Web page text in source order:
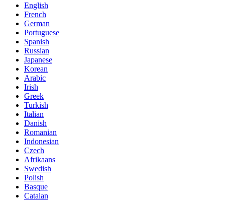
English
French
German
Portuguese
Spanish
Russian
Japanese
Korean
Arabic
Irish
Greek
Turkish
Italian
Danish
Romanian
Indonesian
Czech
Afrikaans
Swedish
Polish
Basque
Catalan